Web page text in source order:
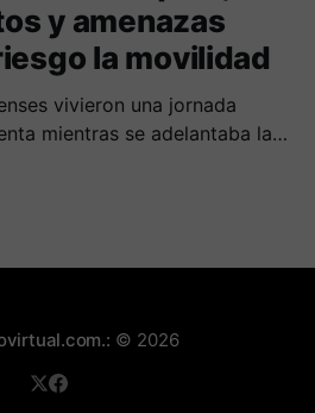
y amenazas
la movilidad
vivieron una jornada
mientras se adelantaba la
© 2026